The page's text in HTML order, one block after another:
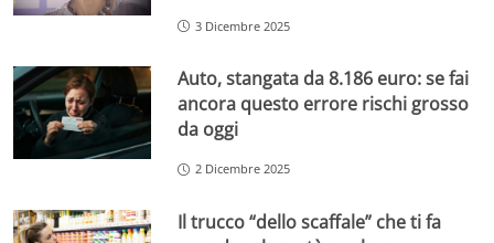
3 Dicembre 2025
Auto, stangata da 8.186 euro: se fai
ancora questo errore rischi grosso
da oggi
2 Dicembre 2025
Il trucco “dello scaffale” che ti fa